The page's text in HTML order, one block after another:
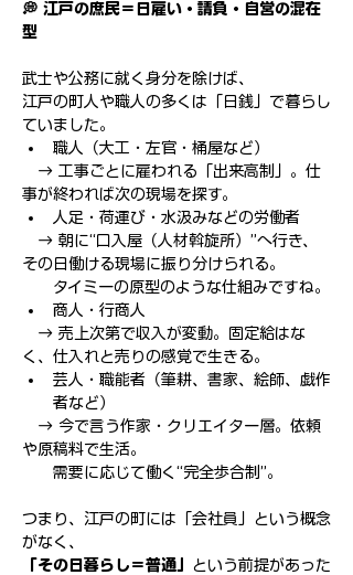
💭 江戸の庶民＝日雇い・請負・自営の混在
型
武士や公務に就く身分を除けば、
江戸の町人や職人の多くは「日銭」で暮らし
ていました。
職人（大工・左官・桶屋など）
→ 工事ごとに雇われる「出来高制」。仕
事が終われば次の現場を探す。
人足・荷運び・水汲みなどの労働者
→ 朝に“口入屋（人材斡旋所）”へ行き、
その日働ける現場に振り分けられる。
タイミーの原型のような仕組みですね。
商人・行商人
→ 売上次第で収入が変動。固定給はな
く、仕入れと売りの感覚で生きる。
芸人・職能者（筆耕、書家、絵師、戯作
者など）
→ 今で言う作家・クリエイター層。依頼
や原稿料で生活。
需要に応じて働く“完全歩合制”。
つまり、江戸の町には「会社員」という概念
がなく、
「その日暮らし＝普通」 という前提があった